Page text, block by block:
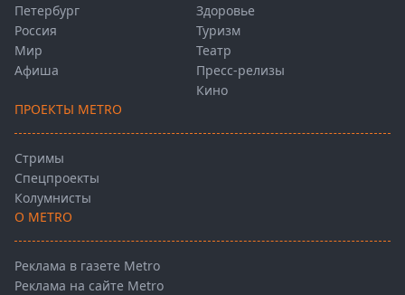
Петербург
Россия
Мир
Афиша
Здоровье
Туризм
Театр
Пресс-релизы
Кино
ПРОЕКТЫ METRO
Стримы
Спецпроекты
Колумнисты
О METRO
Реклама в газете Metro
Реклама на сайте Metro